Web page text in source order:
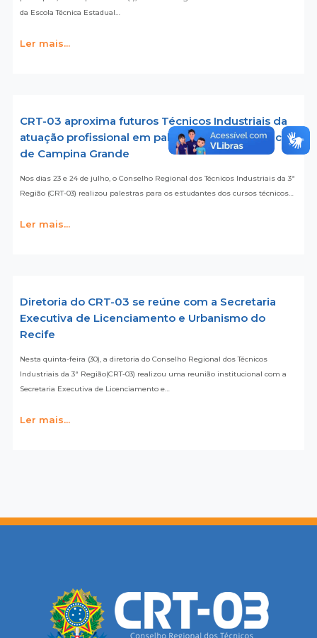
da Escola Técnica Estadual…
Ler mais...
CRT-03 aproxima futuros Técnicos Industriais da
atuação profissional em palestra no Grau Técnico
de Campina Grande
Nos dias 23 e 24 de julho, o Conselho Regional dos Técnicos Industriais da 3ª
Região (CRT-03) realizou palestras para os estudantes dos cursos técnicos…
Ler mais...
Diretoria do CRT-03 se reúne com a Secretaria
Executiva de Licenciamento e Urbanismo do
Recife
Nesta quinta-feira (30), a diretoria do Conselho Regional dos Técnicos
Industriais da 3ª Região(CRT-03) realizou uma reunião institucional com a
Secretaria Executiva de Licenciamento e…
Ler mais...